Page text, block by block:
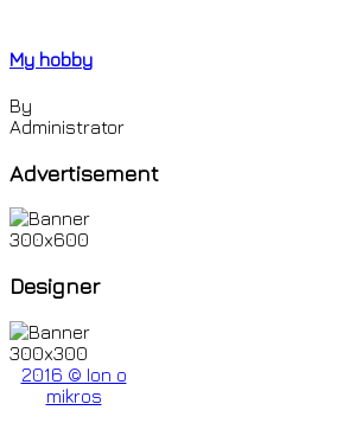
My hobby
By
Administrator
Advertisement
Designer
2016 © Ion o
mikros